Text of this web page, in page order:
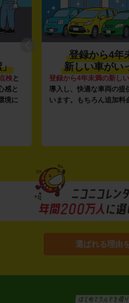
」
検と
感と
境に
登録から4年
新しい車がい
登録から4年未満の新し
導入し、快適な車両の提
います。もちろん追加料
選ばれる理由